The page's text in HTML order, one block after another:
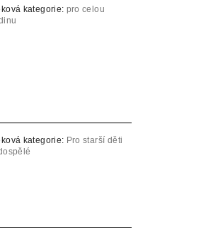
kategorie: pro celou
kategorie: Pro starší děti